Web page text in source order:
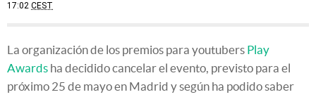
17:02 CEST
La organización de los premios para youtubers Play
Awards ha decidido cancelar el evento, previsto para el
próximo 25 de mayo en Madrid y según ha podido saber